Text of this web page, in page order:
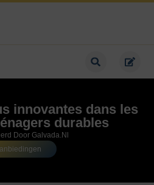
innovantes dans les
durables
Door Galvada.nl